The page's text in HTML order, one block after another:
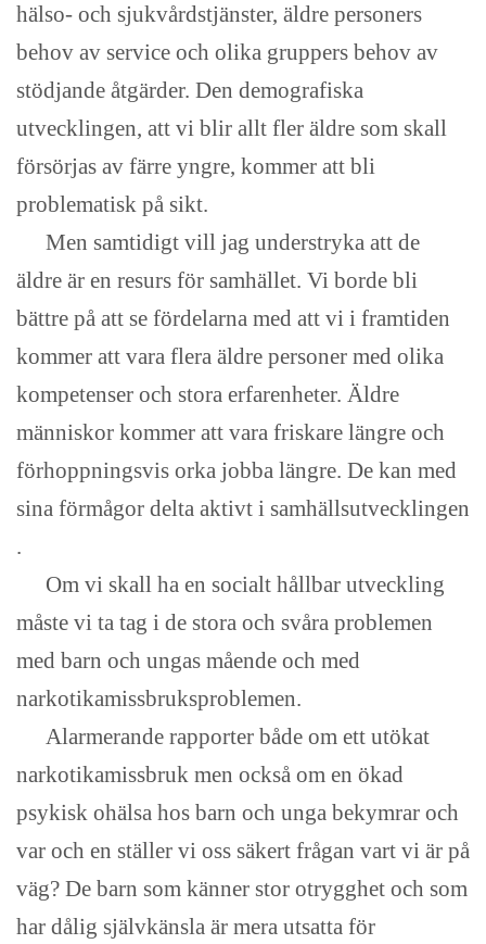
hälso- och sjukvårdstjänster, äldre personers
behov av service och olika gruppers behov av
stödjande åtgärder. Den demografiska
utvecklingen, att vi blir allt fler äldre som skall
försörjas av färre yngre, kommer att bli
problematisk på sikt.
Men samtidigt vill jag understryka att de
äldre är en resurs för samhället. Vi borde bli
bättre på att se fördelarna med att vi i framtiden
kommer att vara flera äldre personer med olika
kompetenser och stora erfarenheter. Äldre
människor kommer att vara friskare längre och
förhoppningsvis orka jobba längre. De kan med
sina förmågor delta aktivt i samhällsutvecklingen
.
Om vi skall ha en socialt hållbar utveckling
måste vi ta tag i de stora och svåra problemen
med barn och ungas mående och med
narkotikamissbruksproblemen.
Alarmerande rapporter både om ett utökat
narkotikamissbruk men också om en ökad
psykisk ohälsa hos barn och unga bekymrar och
var och en ställer vi oss säkert frågan vart vi är på
väg? De barn som känner stor otrygghet och som
har dålig självkänsla är mera utsatta för